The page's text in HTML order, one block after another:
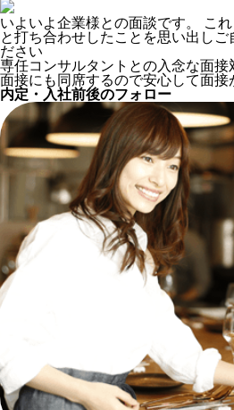
いよいよ企業様との面談です。 こ
と打ち合わせしたことを思い出しご
ださい
専任コンサルタントとの入念な面接
面接にも同席するので安心して面接
内定・入社前後のフォロー